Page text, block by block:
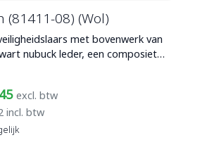
(81411-08) (Wol)
met bovenwerk van
nubuck leder, een composiet
excl. btw
incl. btw